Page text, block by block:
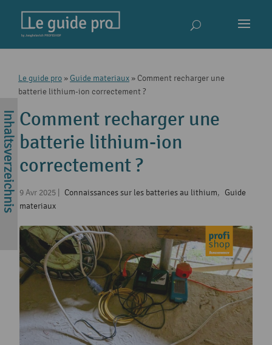
Le guide pro » Guide materiaux » Comment recharger une
batterie lithium-ion correctement ?
Comment recharger une
batterie lithium-ion
correctement ?
9 Avr 2025 Connaissances sur les batteries au lithium, Guide
materiaux